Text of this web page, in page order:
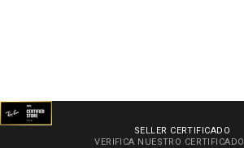
SELLER CERTIFICADO
VERIFICA NUESTRO CERTIFICADO